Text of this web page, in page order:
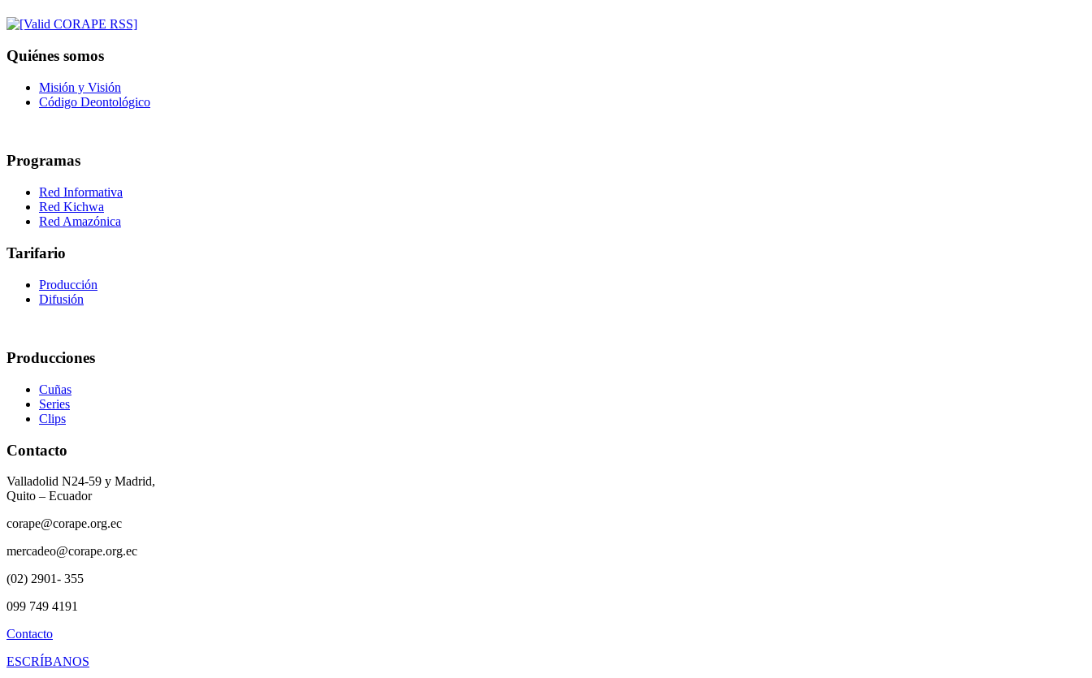
Quiénes somos
Misión y Visión
Código Deontológico
Programas
Red Informativa
Red Kichwa
Red Amazónica
Tarifario
Producción
Difusión
Producciones
Cuñas
Series
Clips
Contacto
Valladolid N24-59 y Madrid,
Quito – Ecuador
corape@corape.org.ec
mercadeo@corape.org.ec
(02) 2901- 355
099 749 4191
Contacto
ESCRÍBANOS